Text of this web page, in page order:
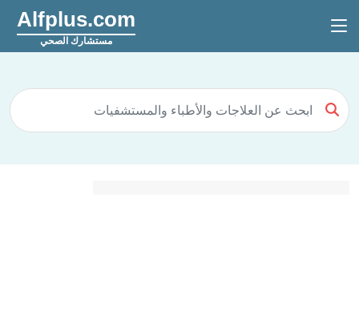
Alfplus.com
مستشارك الصحي